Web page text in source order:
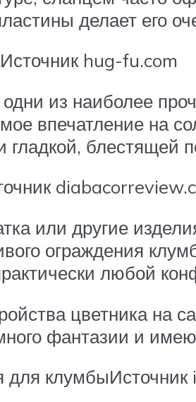
делает его
hug-fu.com
одни из наиболее
впечатление на
гладкой, блестящей
или другие
ограждения
любой
цветника на
фантазии и
для